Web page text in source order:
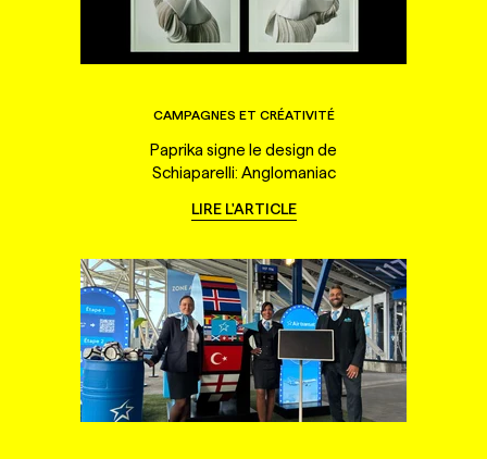
CAMPAGNES ET CRÉATIVITÉ
Paprika signe le design de
Schiaparelli: Anglomaniac
LIRE L'ARTICLE